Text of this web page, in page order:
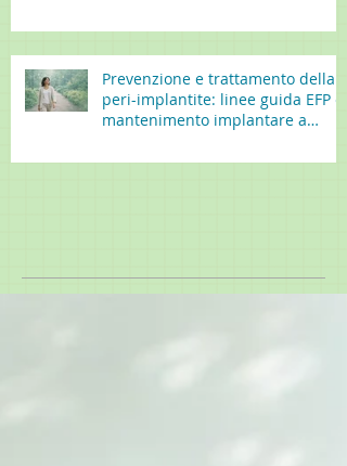
Prevenzione e trattamento della
peri-implantite: linee guida EFP e
mantenimento implantare a